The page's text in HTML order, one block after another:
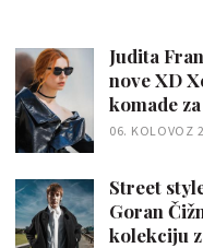
Judita
nove XD
komade
06. KOLOVOZ
Street
Goran
kolekciju